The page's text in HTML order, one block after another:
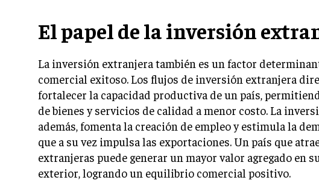
El papel de la inversión
La inversión extranjera también es un factor
comercial exitoso. Los flujos de inversión extranjera
fortalecer la capacidad productiva de un país,
de bienes y servicios de calidad a menor costo. La
además, fomenta la creación de empleo y estimula la
que a su vez impulsa las exportaciones. Un país que
extranjeras puede generar un mayor valor agregado en
exterior, logrando un equilibrio comercial positivo.